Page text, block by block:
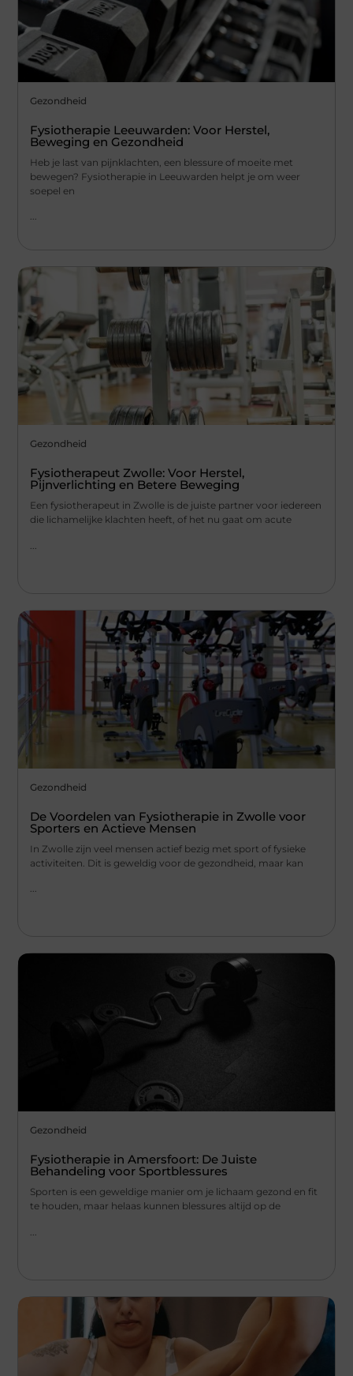
Gezondheid
Fysiotherapie Leeuwarden: Voor Herstel,
Beweging en Gezondheid
Heb je last van pijnklachten, een blessure of moeite met
bewegen? Fysiotherapie in Leeuwarden helpt je om weer
soepel en
...
Gezondheid
Fysiotherapeut Zwolle: Voor Herstel,
Pijnverlichting en Betere Beweging
Een fysiotherapeut in Zwolle is de juiste partner voor iedereen
die lichamelijke klachten heeft, of het nu gaat om acute
Gezondheid
De Voordelen van Fysiotherapie in Zwolle voor
Sporters en Actieve Mensen
In Zwolle zijn veel mensen actief bezig met sport of fysieke
activiteiten. Dit is geweldig voor de gezondheid, maar kan
...
Gezondheid
Fysiotherapie in Amersfoort: De Juiste
Behandeling voor Sportblessures
Sporten is een geweldige manier om je lichaam gezond en fit
te houden, maar helaas kunnen blessures altijd op de